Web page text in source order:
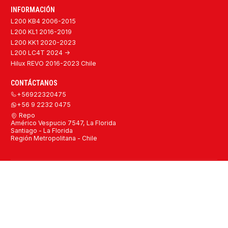
INFORMACIÓN
L200 KB4 2006-2015
L200 KL1 2016-2019
L200 KK1 2020-2023
L200 LC4T 2024 ->
Hilux REVO 2016-2023 Chile
CONTÁCTANOS
+56922320475
+56 9 2232 0475
Repo
Américo Vespucio 7547, La Florida
Santiago - La Florida
Región Metropolitana - Chile